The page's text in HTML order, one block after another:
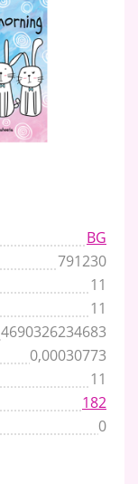
BG
791230
11
11
4690326234683
0,00030773
11
182
0